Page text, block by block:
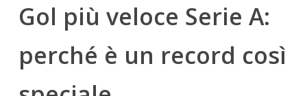
Gol più veloce Serie A:
perché è un record così